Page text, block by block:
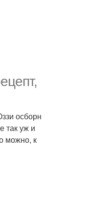
осборн
так уж и
можно, к